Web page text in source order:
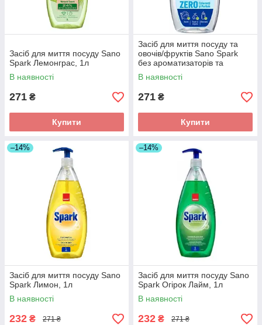
Засіб для миття посуду Sano
Spark Лемонграс, 1л
В наявності
271 ₴
Купити
Засіб для миття посуду та
овочів/фруктів Sano Spark
без ароматизаторів та
барвників, 1л
В наявності
271 ₴
Купити
–14%
Засіб для миття посуду Sano
Spark Лимон, 1л
В наявності
232 ₴ 271 ₴
–14%
Засіб для миття посуду Sano
Spark Огірок Лайм, 1л
В наявності
232 ₴ 271 ₴